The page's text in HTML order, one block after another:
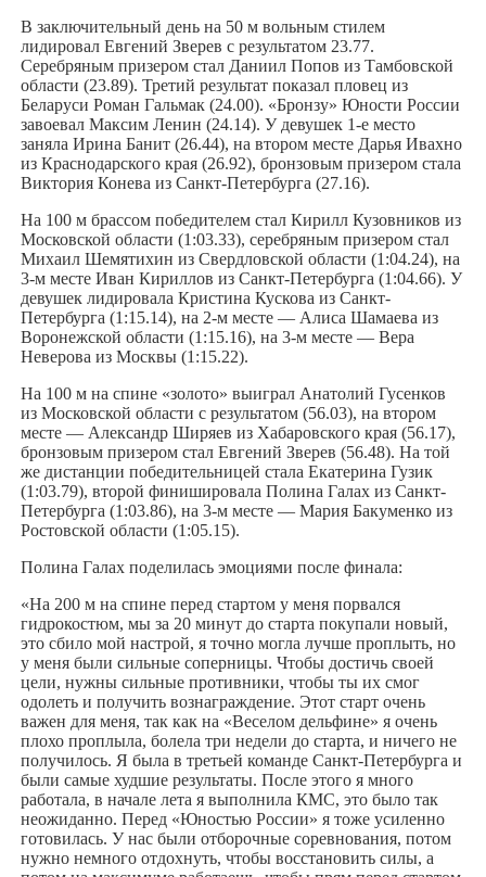
В заключительный день на 50 м вольным стилем
лидировал Евгений Зверев с результатом 23.77.
Серебряным призером стал Даниил Попов из Тамбовской
области (23.89). Третий результат показал пловец из
Беларуси Роман Гальмак (24.00). «Бронзу» Юности России
завоевал Максим Ленин (24.14). У девушек 1-е место
заняла Ирина Банит (26.44), на втором месте Дарья Ивахно
из Краснодарского края (26.92), бронзовым призером стала
Виктория Конева из Санкт-Петербурга (27.16).
На 100 м брассом победителем стал Кирилл Кузовников из
Московской области (1:03.33), серебряным призером стал
Михаил Шемятихин из Свердловской области (1:04.24), на
3-м месте Иван Кириллов из Санкт-Петербурга (1:04.66). У
девушек лидировала Кристина Кускова из Санкт-
Петербурга (1:15.14), на 2-м месте — Алиса Шамаева из
Воронежской области (1:15.16), на 3-м месте — Вера
Неверова из Москвы (1:15.22).
На 100 м на спине «золото» выиграл Анатолий Гусенков
из Московской области с результатом (56.03), на втором
месте — Александр Ширяев из Хабаровского края (56.17),
бронзовым призером стал Евгений Зверев (56.48). На той
же дистанции победительницей стала Екатерина Гузик
(1:03.79), второй финишировала Полина Галах из Санкт-
Петербурга (1:03.86), на 3-м месте — Мария Бакуменко из
Ростовской области (1:05.15).
Полина Галах поделилась эмоциями после финала:
«На 200 м на спине перед стартом у меня порвался
гидрокостюм, мы за 20 минут до старта покупали новый,
это сбило мой настрой, я точно могла лучше проплыть, но
у меня были сильные соперницы. Чтобы достичь своей
цели, нужны сильные противники, чтобы ты их смог
одолеть и получить вознаграждение. Этот старт очень
важен для меня, так как на «Веселом дельфине» я очень
плохо проплыла, болела три недели до старта, и ничего не
получилось. Я была в третьей команде Санкт-Петербурга и
были самые худшие результаты. После этого я много
работала, в начале лета я выполнила КМС, это было так
неожиданно. Перед «Юностью России» я тоже усиленно
готовилась. У нас были отборочные соревнования, потом
нужно немного отдохнуть, чтобы восстановить силы, а